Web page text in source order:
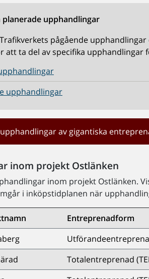
planerade upphandlingar
pågående
att ta del av specifika upphandlingar
upphandlingar
av gigantiska
inom projekt Ostlänken
inom projekt Ostlänken.
i inköpstidplanen när
Entreprenadform
Totalentreprenad